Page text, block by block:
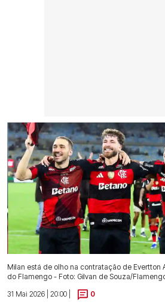
Milan está de olho na contratação de Evertton
do Flamengo - Foto: Gilvan de Souza/
31 Mai 2026 | 20:00 |
0